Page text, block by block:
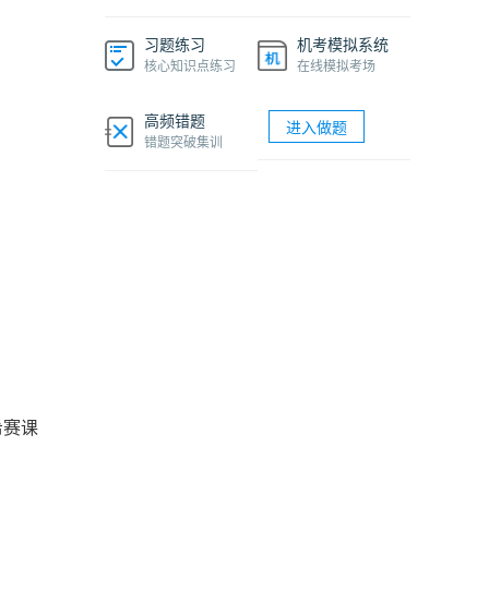
课
机考系统操作流程及画图讲解
软考网络工程师视频课程
习题练习
核心知识点练习
机考模拟系统
在线模拟考场
高频错题
错题突破集训
进入做题